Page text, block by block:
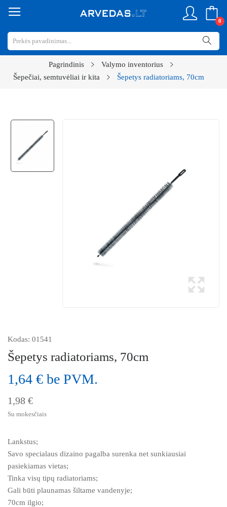
0
Pagrindinis
Valymo inventorius
Šepečiai, semtuvėliai ir kita
Šepetys radiatoriams, 70cm
Kodas: 01541
Šepetys radiatoriams, 70cm
1,64 € be PVM.
1,98 €
Su mokesčiais
Lankstus;
Savo specialaus dizaino pagalba surenka net sunkiausiai
pasiekiamas vietas;
Tinka visų tipų radiatoriams;
Gali būti plaunamas šiltame vandenyje;
70cm ilgio;